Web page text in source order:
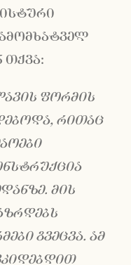
თქვა:
ფორმის
რითაც
მის
გვეცვა. ამ